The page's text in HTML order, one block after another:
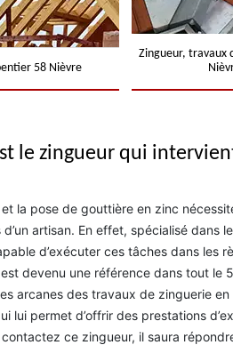
58 Nièvre
Zingueur, travaux
le zingueur qui
et la pose de gouttière en zinc
artisan. En effet, spécialisé dans
d’exécuter ces tâches dans les
devenu une référence dans tout le
arcanes des travaux de zinguerie en
lui permet d’offrir des prestations
ce zingueur, il saura